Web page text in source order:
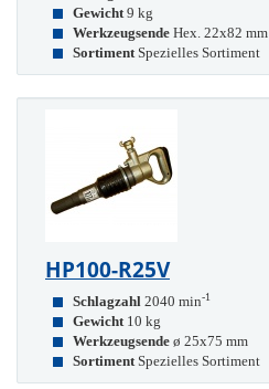
Gewicht 9 kg
Werkzeugsende Hex. 22x82 mm
Sortiment Spezielles Sortiment
HP100-R25V
Schlagzahl 2040 min-1
Gewicht 10 kg
Werkzeugsende ø 25x75 mm
Sortiment Spezielles Sortiment